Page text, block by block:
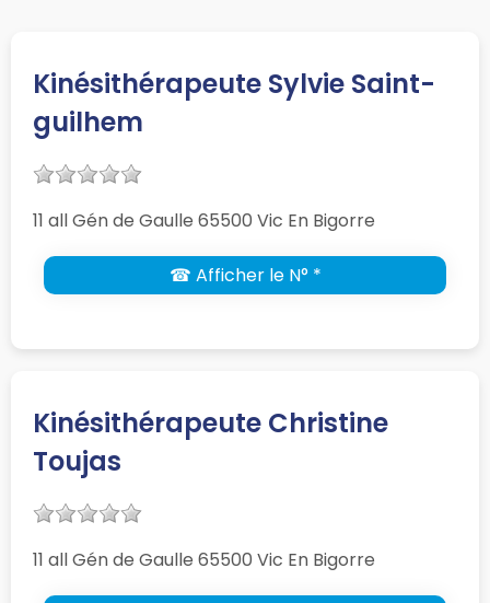
Kinésithérapeute Sylvie Saint-
guilhem
11 all Gén de Gaulle 65500 Vic En Bigorre
☎ Afficher le N° *
Kinésithérapeute Christine
Toujas
11 all Gén de Gaulle 65500 Vic En Bigorre